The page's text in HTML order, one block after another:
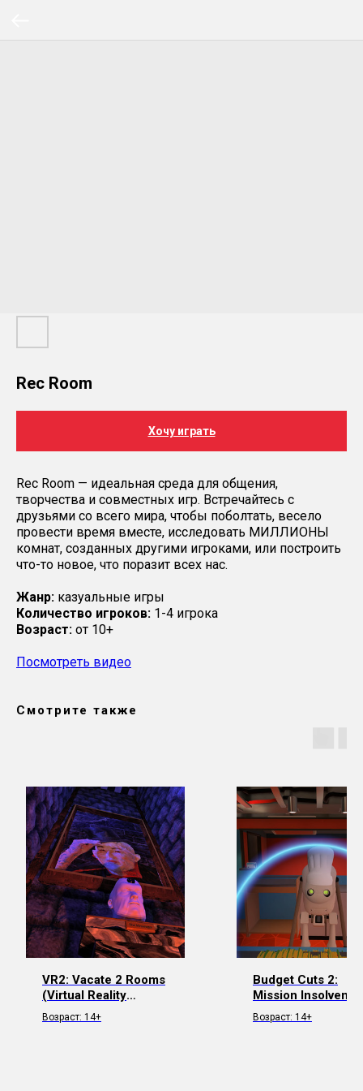
Rec Room
Хочу играть
Rec Room — идеальная среда для общения,
творчества и совместных игр. Встречайтесь с
друзьями со всего мира, чтобы поболтать, весело
провести время вместе, исследовать МИЛЛИОНЫ
комнат, созданных другими игроками, или построить
что-то новое, что поразит всех нас.
Жанр: казуальные игры
Количество игроков: 1-4 игрока
Возраст: от 10+
Посмотреть видео
Смотрите также
VR2: Vacate 2 Rooms
(Virtual Reality
Escape)
Возраст: 14+
Budget Cuts 2:
Mission Insolvency
Возраст: 14+